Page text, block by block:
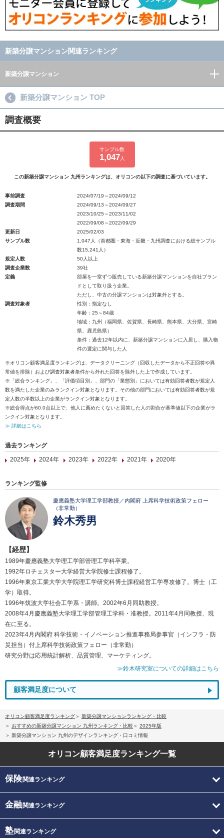
新築分譲マンション関連ランキング
新築分譲マンション
新築分譲マンション TOP
調査概要
サンプル数
1,047 人
この新築分譲マンション 九州ランキングは、オリコンの以下の調査に基づいています。
事前調査
2024/07/19～2024/09/12
調査期間
2024/09/13～2024/09/27
2023/10/25～2023/11/02
2022/09/08～2022/09/29
更新日
2025/02/03
サンプル数
1,047人（首都圏・東海・近畿・九州調査における総サンプル
数15,241人）
規定人数
50人以上
調査企業数
39社
定義
部屋を一室ずつ販売している新築分譲マンションを自社ブラン
ドとして取り扱う企業。
ただし、中古の分譲マンションは対象外とする。
調査対象者
性別：指定なし
年齢：25～84歳
地域：九州（福岡県、佐賀県、長崎県、熊本県、大分県、宮崎
県、鹿児島県）
条件：過去12年以内に、新築分譲マンションに入居し、購入物
件の選定に関与した人
※オリコン顧客満足度ランキングは、データクリーニング（回収したデータから不正回答や異
常値を排除）および調査対象者条件から外れた回答を除外した上で作成しています。
※「総合ランキング」、「評価項目別」、部門の「業態別」においては有効回答者数が規定人
数を満たした企業のみランクイン対象となります。その他の部門においては有効回答者数が規
定人数の半数以上の企業がランクイン対象となります。
※総合得点が60.0点以上で、他人に薦めたくないと回答した人の割合が基準値以下の企業がラ
ンクイン対象となります。
≫ 詳細はこちら
過去ランキング
2025年
2024年 2023年 2022年 2021年 2020年
ランキング監修
慶應義塾大学理工学部教授／内閣府 上席科学技術政策フェロー
（非常勤）
鈴木秀男
【経歴】
1989年慶應義塾大学理工学部管理工学科卒業。
1992年ロチェスター大学経営大学院修士課程修了。
1996年東京工業大学大学院理工学研究科博士課程経営工学専攻修了。博士（工
学）取得。
1996年筑波大学社会工学系・講師。2002年6月同助教授。
2008年4月慶應義塾大学理工学部管理工学科・准教授。2011年4月同教授、現
在に至る。
2023年4月内閣府 科学技術・イノベーション推進事務局参事官（インフラ・防
災担当）付上席科学技術政策フェロー（非常勤）
研究分野は応用統計解析、品質管理、マーケティング。
≫鈴木研究室についての詳細はこちら
顧客満足度について
オリコン顧客満足度ランキング
新築分譲マンションランキング・比較
おすすめの新築分譲マンション 九州ランキング・比較
2025年版
新築分譲マンション 九州のデザインランキング・口コミ情報
オリコン顧客満足度ランキング一覧
保険関連ランキング
金融関連ランキング
塾関連ランキング